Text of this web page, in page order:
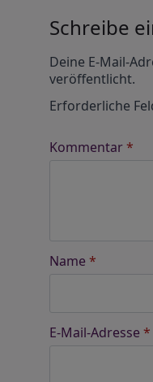
Schreibe
Deine E-Mail-
veröffentlicht.
Erforderliche
Kommentar*
Name *
E-Mail-Adresse *